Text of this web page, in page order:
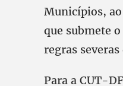
Municípios,
que submete
regras
Para a CUT-